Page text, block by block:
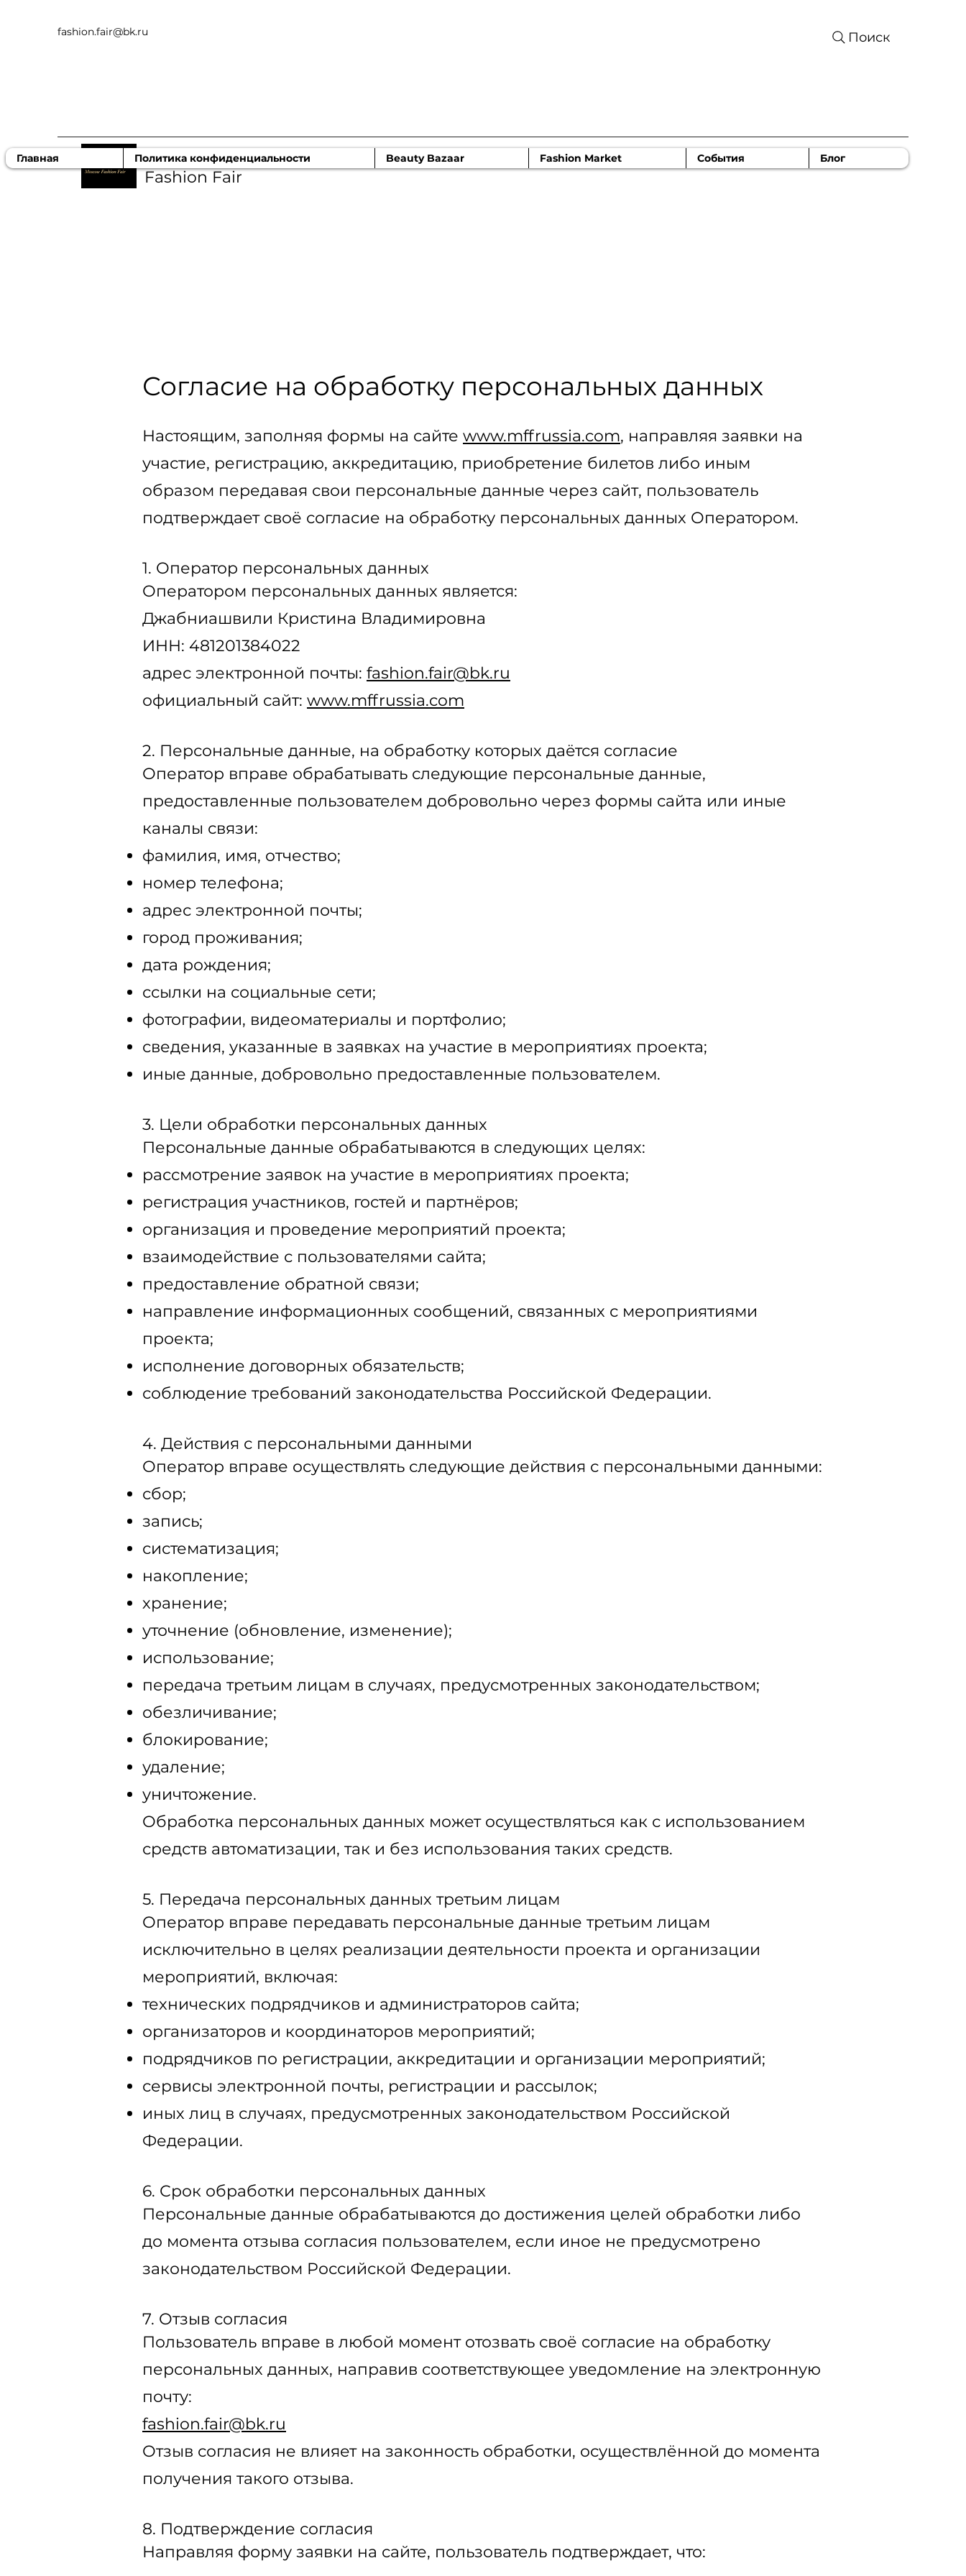
fashion.fair@bk.ru Поиск
Московская ярмарка моды Moscow
Fashion Fair
Главная Политика конфиденциальности Beauty Bazaar Fashion Market События Блог
Согласие на обработку персональных данных
Настоящим, заполняя формы на сайте www.mffrussia.com, направляя заявки на
участие, регистрацию, аккредитацию, приобретение билетов либо иным
образом передавая свои персональные данные через сайт, пользователь
подтверждает своё согласие на обработку персональных данных Оператором.
1. Оператор персональных данных
Оператором персональных данных является:
Джабниашвили Кристина Владимировна
ИНН: 481201384022
адрес электронной почты: fashion.fair@bk.ru
официальный сайт: www.mffrussia.com
2. Персональные данные, на обработку которых даётся согласие
Оператор вправе обрабатывать следующие персональные данные,
предоставленные пользователем добровольно через формы сайта или иные
каналы связи:
фамилия, имя, отчество;
номер телефона;
адрес электронной почты;
город проживания;
дата рождения;
ссылки на социальные сети;
фотографии, видеоматериалы и портфолио;
сведения, указанные в заявках на участие в мероприятиях проекта;
иные данные, добровольно предоставленные пользователем.
3. Цели обработки персональных данных
Персональные данные обрабатываются в следующих целях:
рассмотрение заявок на участие в мероприятиях проекта;
регистрация участников, гостей и партнёров;
организация и проведение мероприятий проекта;
взаимодействие с пользователями сайта;
предоставление обратной связи;
направление информационных сообщений, связанных с мероприятиями
проекта;
исполнение договорных обязательств;
соблюдение требований законодательства Российской Федерации.
4. Действия с персональными данными
Оператор вправе осуществлять следующие действия с персональными данными:
сбор;
запись;
систематизация;
накопление;
хранение;
уточнение (обновление, изменение);
использование;
передача третьим лицам в случаях, предусмотренных законодательством;
обезличивание;
блокирование;
удаление;
уничтожение.
Обработка персональных данных может осуществляться как с использованием
средств автоматизации, так и без использования таких средств.
5. Передача персональных данных третьим лицам
Оператор вправе передавать персональные данные третьим лицам
исключительно в целях реализации деятельности проекта и организации
мероприятий, включая:
технических подрядчиков и администраторов сайта;
организаторов и координаторов мероприятий;
подрядчиков по регистрации, аккредитации и организации мероприятий;
сервисы электронной почты, регистрации и рассылок;
иных лиц в случаях, предусмотренных законодательством Российской
Федерации.
6. Срок обработки персональных данных
Персональные данные обрабатываются до достижения целей обработки либо
до момента отзыва согласия пользователем, если иное не предусмотрено
законодательством Российской Федерации.
7. Отзыв согласия
Пользователь вправе в любой момент отозвать своё согласие на обработку
персональных данных, направив соответствующее уведомление на электронную
почту:
fashion.fair@bk.ru
Отзыв согласия не влияет на законность обработки, осуществлённой до момента
получения такого отзыва.
8. Подтверждение согласия
Направляя форму заявки на сайте, пользователь подтверждает, что: